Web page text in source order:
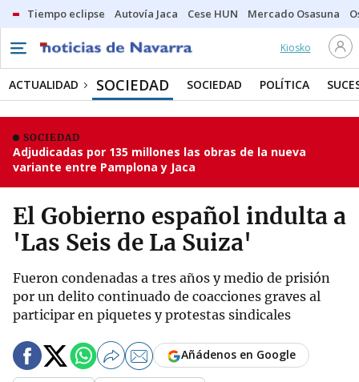
Tiempo eclipse Autovía Jaca Cese HUN Mercado Osasuna
Kiosko
ACTUALIDAD SOCIEDAD SOCIEDAD POLÍTICA
SOCIEDAD
Adjudicadas por 135 millones las obras de la nueva
variante entre Pamplona y Jaca
El Gobierno español indulta a
'Las Seis de La Suiza'
Fueron condenadas a tres años y medio de prisión
por un delito continuado de coacciones graves al
participar en piquetes y protestas sindicales
Añádenos en Google